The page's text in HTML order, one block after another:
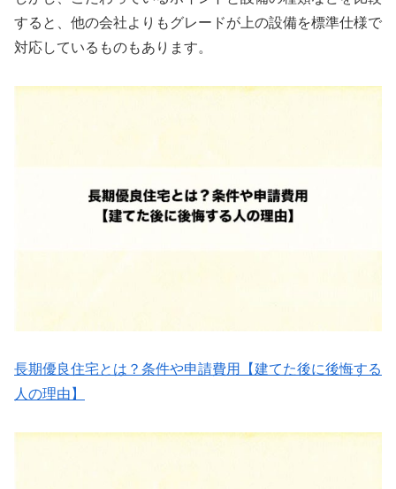
すると、他の会社よりもグレードが上の設備を標準仕様で
対応しているものもあります。
長期優良住宅とは？条件や申請費用【建てた後に後悔する
人の理由】